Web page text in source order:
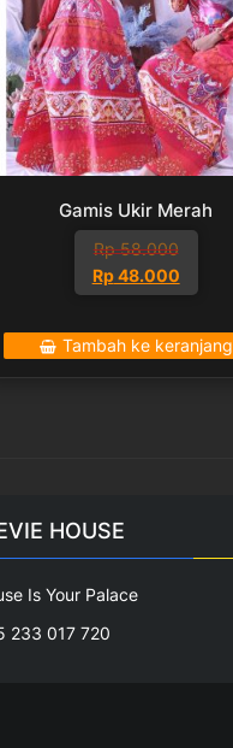
Gamis Ukir Merah
Rp58.000
Harga
aslinya
Rp 58.000.
Rp48.000
Harga
saat
adalah:
Rp 48.000.
Tambah ke keranjang
HOUSE
Is Your Palace
233 017 720